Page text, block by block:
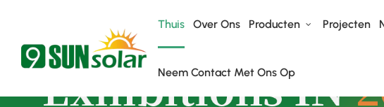
Thuis Over Ons Producten Projecten
Neem Contact Met Ons Op